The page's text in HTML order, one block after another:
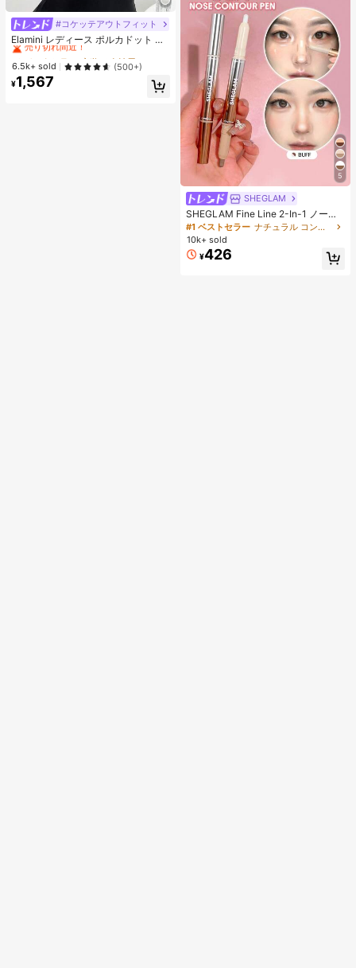
#コケッテアウトフィット
Elamini レディース ポルカドット パ
ッチワーク レーストリム 配色 ウエ
スト ショートスリーブ トップス 夏
用
#2 ベストセラー
夜遊び 女性用ブラウス
売り切れ間近！
#2 ベストセラー
売り切れ間近！
#2 ベストセラー
売り切れ間近！
#2 ベストセラー
6.5k+ sold (500+)
¥1,567
5
SHEGLAM
SHEGLAM Fine Line 2-In-1 ノーズ
コンター&ハイライトペン-Buff ノー
ズシャドウ シェーディング 女性と女
の子のためのブランドビューティー
コスメメイクアップ
#1 ベストセラー
ナチュラル コントゥア＆ブロンザー
10k+ sold
¥426